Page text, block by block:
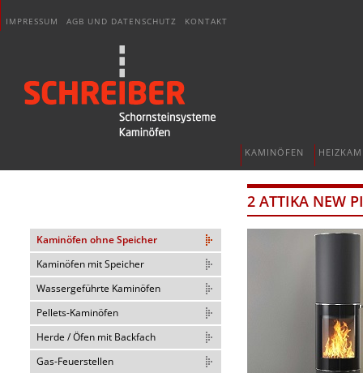
IMPRESSUM AGB UND DATENSCHUTZ KONTAKT
KAMINÖFEN
Kaminöfen ohne Speicher
Kaminöfen mit Speicher
Wassergeführte Kaminöfen
Pellets-Kaminöfen
Herde / Öfen mit Backfach
Gas-Feuerstellen
2 ATTIKA NEW